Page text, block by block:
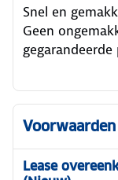
Snel en
Geen
Voorwaarden
Lease